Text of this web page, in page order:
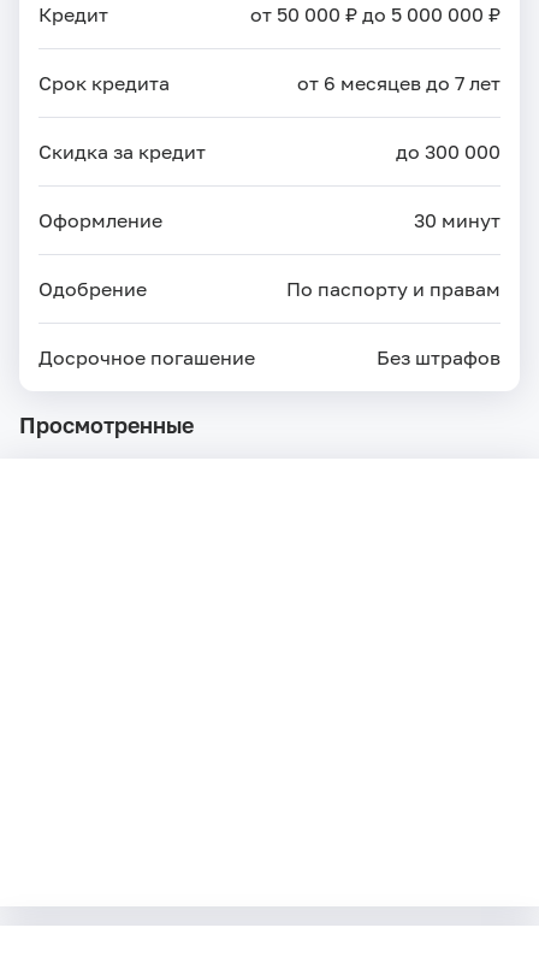
Кредит от 50 000 ₽ до 5 000 000 ₽
Срок кредита от 6 месяцев до 7 лет
Скидка за кредит до 300 000
Оформление 30 минут
Одобрение По паспорту и правам
Досрочное погашение Без штрафов
Просмотренные